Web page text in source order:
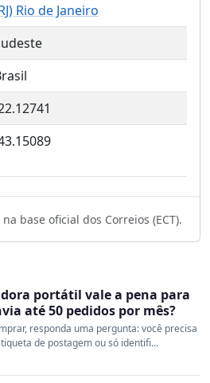
) Rio de Janeiro
base oficial dos Correios (ECT).
portátil vale a pena para
até 50 pedidos por mês?
responda uma pergunta: você precisa
de postagem ou só identifi...